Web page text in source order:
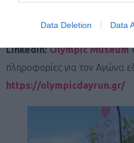
Data Deletion Data
Olympic Day Run
LinkedIn:Olympic Museum
πληροφορίες για τον Αγώνα
https://olympicdayrun.gr/